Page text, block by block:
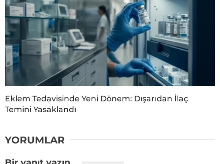
Eklem Tedavisinde Yeni Dönem: Dışarıdan İlaç
Temini Yasaklandı
YORUMLAR